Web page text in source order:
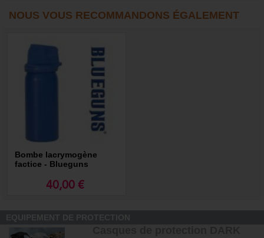
NOUS VOUS RECOMMANDONS ÉGALEMENT
Bombe lacrymogène
factice - Blueguns
40,00 €